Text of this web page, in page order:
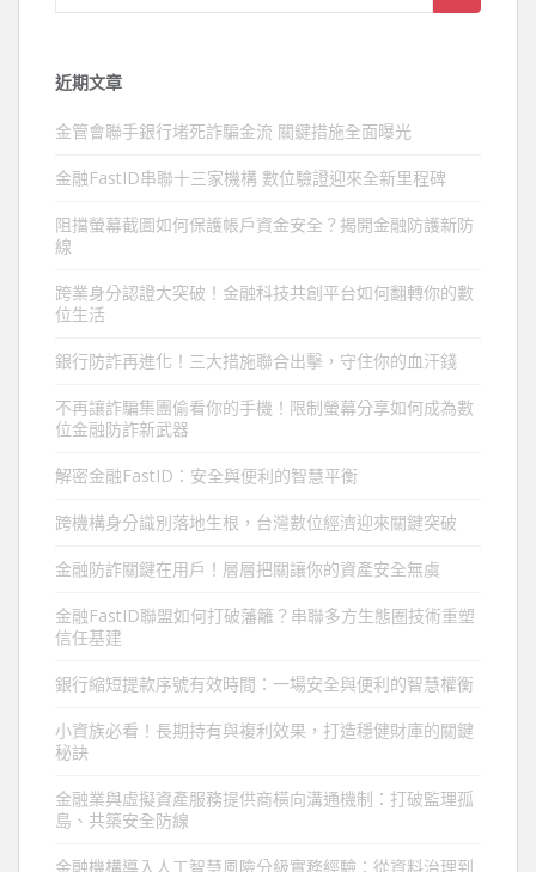
近期文章
金管會聯手銀行堵死詐騙金流 關鍵措施全面曝光
金融FastID串聯十三家機構 數位驗證迎來全新里程碑
阻擋螢幕截圖如何保護帳戶資金安全？揭開金融防護新防
線
跨業身分認證大突破！金融科技共創平台如何翻轉你的數
位生活
銀行防詐再進化！三大措施聯合出擊，守住你的血汗錢
不再讓詐騙集團偷看你的手機！限制螢幕分享如何成為數
位金融防詐新武器
解密金融FastID：安全與便利的智慧平衡
跨機構身分識別落地生根，台灣數位經濟迎來關鍵突破
金融防詐關鍵在用戶！層層把關讓你的資產安全無虞
金融FastID聯盟如何打破藩籬？串聯多方生態圈技術重塑
信任基建
銀行縮短提款序號有效時間：一場安全與便利的智慧權衡
小資族必看！長期持有與複利效果，打造穩健財庫的關鍵
秘訣
金融業與虛擬資產服務提供商橫向溝通機制：打破監理孤
島、共築安全防線
金融機構導入人工智慧風險分級實務經驗：從資料治理到